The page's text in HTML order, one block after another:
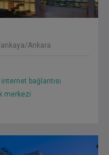
Ankara
bağlantısı
merkezi